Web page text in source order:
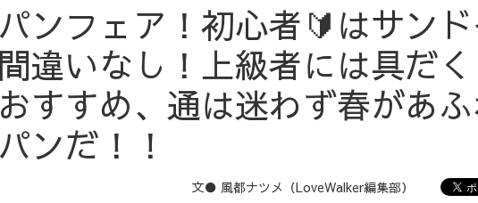
ンフェア！初心者🔰はサン
違いなし！上級者には具だ
すすめ、通は迷わず春があ
ンだ！！
文● 風都ナツメ（LoveWalker編集部）